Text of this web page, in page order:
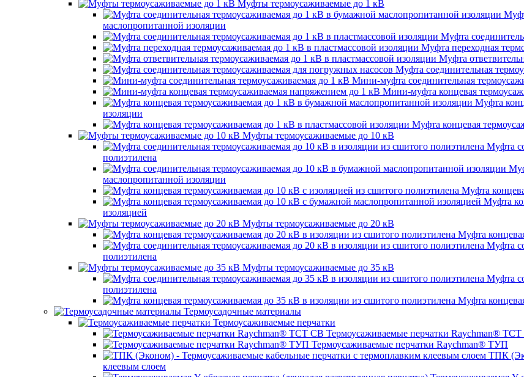
Муфты термоусаживаемые до 1 кВ
маслопропитанной изоляции
Муфта
Муфта переходная
Муфта
Муфта соединительная
Мини-муфта соединительная
Мини-муфта концевая
Муфта
изоляции
Муфта концевая
Муфты термоусаживаемые до 10 кВ
Муфта
полиэтилена
маслопропитанной изоляции
Муфта
Муфта
изоляцией
Муфты термоусаживаемые до 20 кВ
Муфта
Муфта
полиэтилена
Муфты термоусаживаемые до 35 кВ
Муфта
полиэтилена
Муфта
Термоусадочные материалы
Термоусаживаемые перчатки
Термоусаживаемые перчатки Raychman® TCT
Термоусаживаемые перчатки Raychman® ТУП
ТПК
клеевым слоем